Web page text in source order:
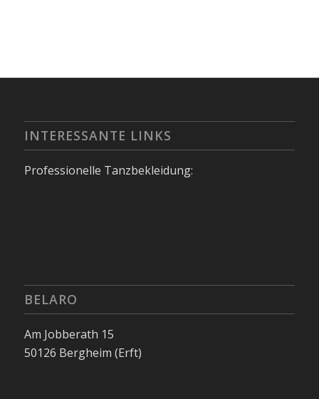
INTERESSANTE LINKS
Professionelle Tanzbekleidung:
BELARO
Am Jobberath 15
50126 Bergheim (Erft)